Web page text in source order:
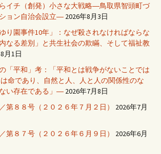
イチ（創発）小さな大戦略―鳥取県智頭町づ
ョン自治会設立― 2026年8月3日
園事件10年」：なぜ殺されなければならな
なる差別」と共生社会の欺瞞、そして福祉教
月1日
平和」考：「平和とは戦争がないことでは
命であり、自然と人、人と人の関係性のな
い存在である」― 2026年7月8日
第８８号（２０２６年７月２日）
2026年7月
第８７号（２０２６年６月９日）
2026年6月